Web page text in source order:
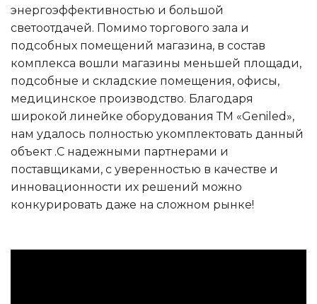
энергоэффективностью и большой
светоотдачей. Помимо торгового зала и
подсобных помещений магазина, в состав
комплекса вошли магазины меньшей площади,
подсобные и складские помещения, офисы,
медицинское производство. Благодаря
широкой линейке оборудования ТМ «Geniled»,
нам удалось полностью укомплектовать данный
объект .С надежными партнерами и
поставщиками, с уверенностью в качестве и
инновационности их решений можно
конкурировать даже на сложном рынке!